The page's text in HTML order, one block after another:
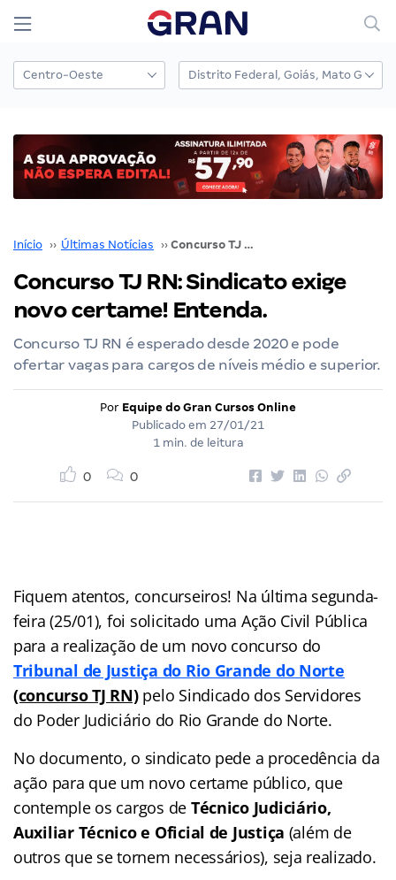
Início ›› Últimas Notícias ›› Concurso TJ RN: Sindicato exige novo certame! Entenda.
Concurso TJ RN: Sindicato exige
novo certame! Entenda.
Concurso TJ RN é esperado desde 2020 e pode
ofertar vagas para cargos de níveis médio e superior.
Por Equipe do Gran Cursos Online
Publicado em 27/01/21
1 min. de leitura
0 0
Fiquem atentos, concurseiros! Na última segunda-
feira (25/01), foi solicitado uma Ação Civil Pública
para a realização de um novo concurso do
Tribunal de Justiça do Rio Grande do Norte
(concurso TJ RN)pelo Sindicado dos Servidores
do Poder Judiciário do Rio Grande do Norte.
No documento, o sindicato pede a procedência da
ação para que um novo certame público, que
contemple os cargos de Técnico Judiciário,
Auxiliar Técnico e Oficial de Justiça (além de
outros que se tornem necessários), seja realizado.